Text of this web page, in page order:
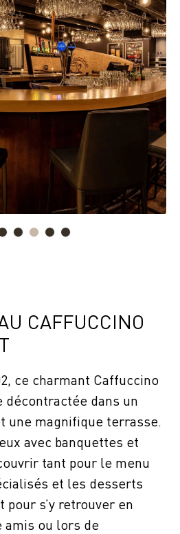
CAFFUCCINO
ce charmant Caffuccino
décontractée dans un
une magnifique terrasse.
avec banquettes et
tant pour le menu
et les desserts
s’y retrouver en
ou lors de